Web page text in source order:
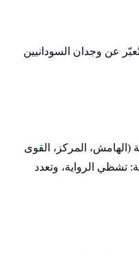
عن وجدان السودانيين
المركز، القوى
تشظي الرواية، وتعدد